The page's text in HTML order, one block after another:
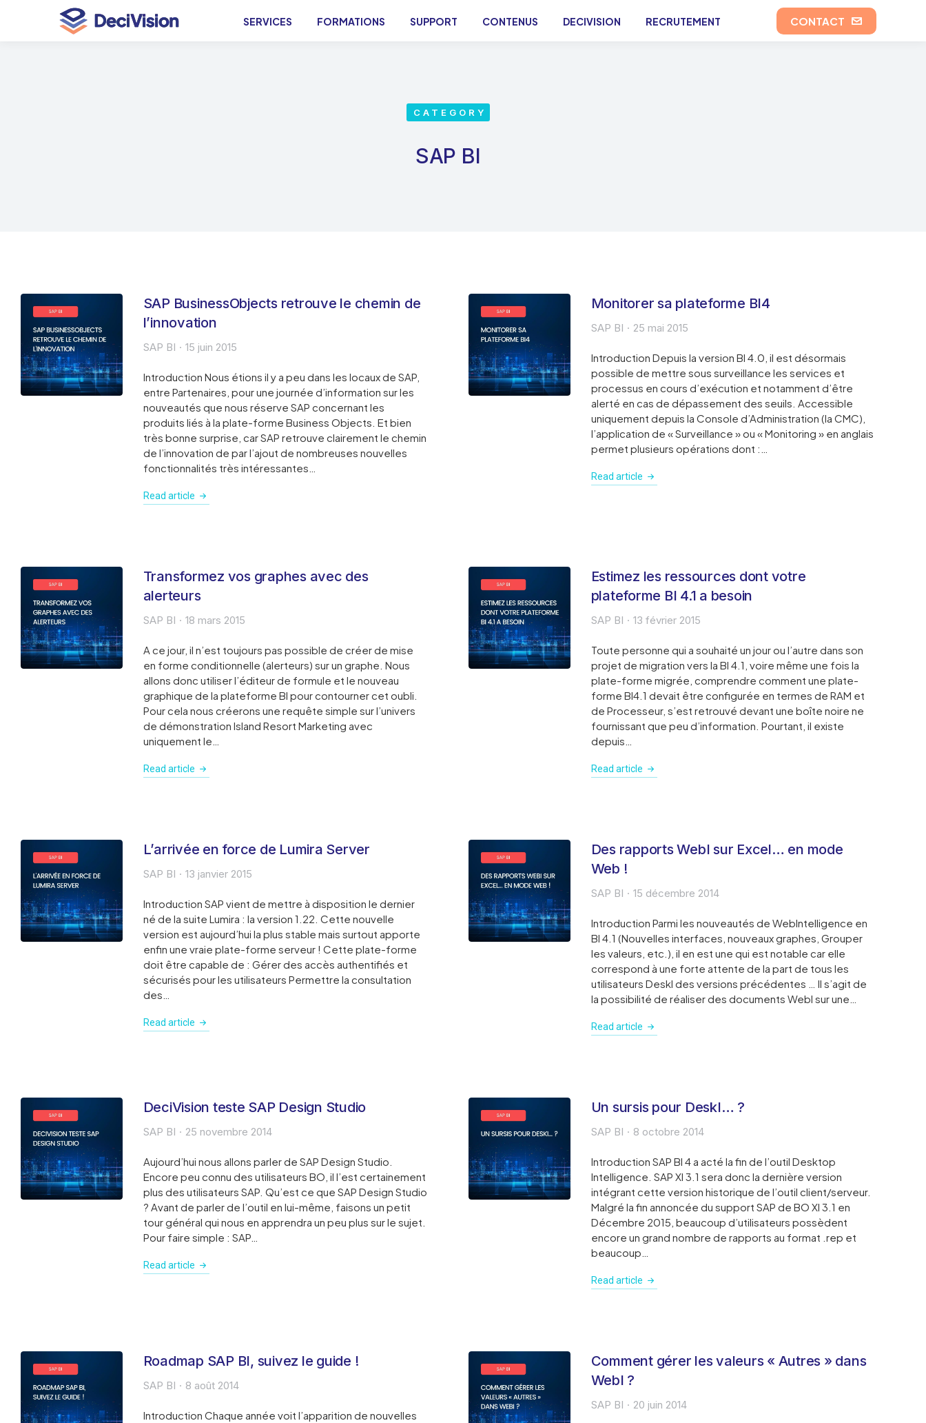
SERVICES FORMATIONS SUPPORT CONTENUS DECIVISION RECRUTEMENT CONTACT
CATEGORY
SAP BI
SAP BusinessObjects retrouve le chemin de
l’innovation
SAP BI 15 juin 2015
Introduction Nous étions il y a peu dans les locaux de SAP,
entre Partenaires, pour une journée d’information sur les
nouveautés que nous réserve SAP concernant les
produits liés à la plate-forme Business Objects. Et bien
très bonne surprise, car SAP retrouve clairement le chemin
de l’innovation de par l’ajout de nombreuses nouvelles
fonctionnalités très intéressantes…
Read article
Monitorer sa plateforme BI4
SAP BI 25 mai 2015
Introduction Depuis la version BI 4.0, il est désormais
possible de mettre sous surveillance les services et
processus en cours d’exécution et notamment d’être
alerté en cas de dépassement des seuils. Accessible
uniquement depuis la Console d’Administration (la CMC),
l’application de « Surveillance » ou « Monitoring » en anglais
permet plusieurs opérations dont :…
Read article
Transformez vos graphes avec des
alerteurs
SAP BI 18 mars 2015
A ce jour, il n’est toujours pas possible de créer de mise
en forme conditionnelle (alerteurs) sur un graphe. Nous
allons donc utiliser l’éditeur de formule et le nouveau
graphique de la plateforme BI pour contourner cet oubli.
Pour cela nous créerons une requête simple sur l’univers
de démonstration Island Resort Marketing avec
uniquement le…
Read article
Estimez les ressources dont votre
plateforme BI 4.1 a besoin
SAP BI 13 février 2015
Toute personne qui a souhaité un jour ou l’autre dans son
projet de migration vers la BI 4.1, voire même une fois la
plate-forme migrée, comprendre comment une plate-
forme BI4.1 devait être configurée en termes de RAM et
de Processeur, s’est retrouvé devant une boîte noire ne
fournissant que peu d’information. Pourtant, il existe
depuis…
Read article
L’arrivée en force de Lumira Server
SAP BI 13 janvier 2015
Introduction SAP vient de mettre à disposition le dernier
né de la suite Lumira : la version 1.22. Cette nouvelle
version est aujourd’hui la plus stable mais surtout apporte
enfin une vraie plate-forme serveur ! Cette plate-forme
doit être capable de : Gérer des accès authentifiés et
sécurisés pour les utilisateurs Permettre la consultation
des…
Read article
Des rapports WebI sur Excel… en mode
Web !
SAP BI 15 décembre 2014
Introduction Parmi les nouveautés de WebIntelligence en
BI 4.1 (Nouvelles interfaces, nouveaux graphes, Grouper
les valeurs, etc.), il en est une qui est notable car elle
correspond à une forte attente de la part de tous les
utilisateurs DeskI des versions précédentes … Il s’agit de
la possibilité de réaliser des documents WebI sur une…
Read article
DeciVision teste SAP Design Studio
SAP BI 25 novembre 2014
Aujourd’hui nous allons parler de SAP Design Studio.
Encore peu connu des utilisateurs BO, il l’est certainement
plus des utilisateurs SAP. Qu’est ce que SAP Design Studio
? Avant de parler de l’outil en lui-même, faisons un petit
tour général qui nous en apprendra un peu plus sur le sujet.
Pour faire simple : SAP…
Read article
Un sursis pour DeskI… ?
SAP BI 8 octobre 2014
Introduction SAP BI 4 a acté la fin de l’outil Desktop
Intelligence. SAP XI 3.1 sera donc la dernière version
intégrant cette version historique de l’outil client/serveur.
Malgré la fin annoncée du support SAP de BO XI 3.1 en
Décembre 2015, beaucoup d’utilisateurs possèdent
encore un grand nombre de rapports au format .rep et
beaucoup…
Read article
Roadmap SAP BI, suivez le guide !
SAP BI 8 août 2014
Introduction Chaque année voit l’apparition de nouvelles
Comment gérer les valeurs « Autres » dans
WebI ?
SAP BI 20 juin 2014